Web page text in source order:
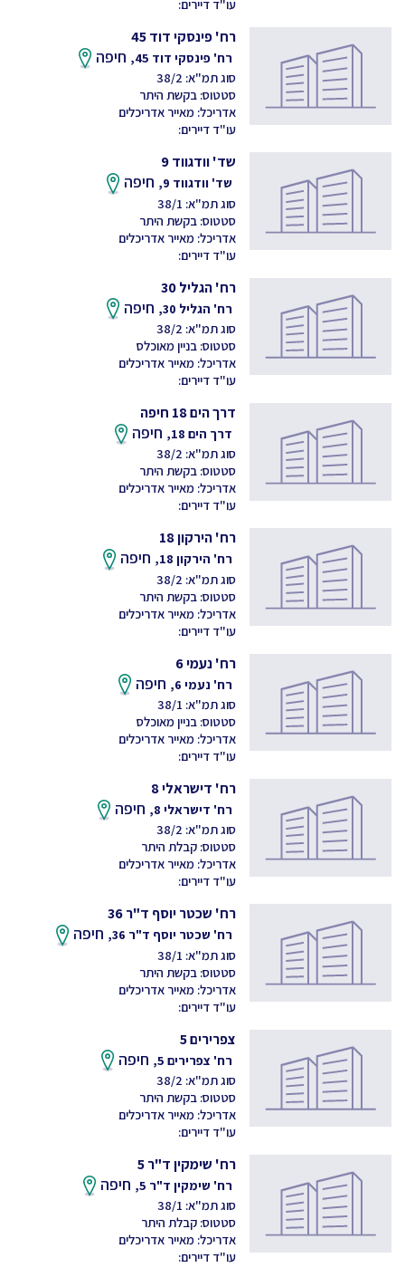
עו"ד דיירים:
רח' פינסקי דוד 45
רח' פינסקי דוד 45, חיפה
סוג תמ"א: 38/2
סטטוס: בקשת היתר
אדריכל: מאייר אדריכלים
עו"ד דיירים:
שד' וודגווד 9
שד' וודגווד 9, חיפה
סוג תמ"א: 38/1
סטטוס: בקשת היתר
אדריכל: מאייר אדריכלים
עו"ד דיירים:
רח' הגליל 30
רח' הגליל 30, חיפה
סוג תמ"א: 38/2
סטטוס: בניין מאוכלס
אדריכל: מאייר אדריכלים
עו"ד דיירים:
דרך הים 18 חיפה
דרך הים 18, חיפה
סוג תמ"א: 38/2
סטטוס: בקשת היתר
אדריכל: מאייר אדריכלים
עו"ד דיירים:
רח' הירקון 18
רח' הירקון 18, חיפה
סוג תמ"א: 38/2
סטטוס: בקשת היתר
אדריכל: מאייר אדריכלים
עו"ד דיירים:
רח' נעמי 6
רח' נעמי 6, חיפה
סוג תמ"א: 38/1
סטטוס: בניין מאוכלס
אדריכל: מאייר אדריכלים
עו"ד דיירים:
רח' דישראלי 8
רח' דישראלי 8, חיפה
סוג תמ"א: 38/2
סטטוס: קבלת היתר
אדריכל: מאייר אדריכלים
עו"ד דיירים:
רח' שכטר יוסף ד"ר 36
רח' שכטר יוסף ד"ר 36, חיפה
סוג תמ"א: 38/1
סטטוס: בקשת היתר
אדריכל: מאייר אדריכלים
עו"ד דיירים:
צפרירים 5
רח' צפרירים 5, חיפה
סוג תמ"א: 38/2
סטטוס: בקשת היתר
אדריכל: מאייר אדריכלים
עו"ד דיירים:
רח' שימקין ד"ר 5
רח' שימקין ד"ר 5, חיפה
סוג תמ"א: 38/1
סטטוס: קבלת היתר
אדריכל: מאייר אדריכלים
עו"ד דיירים: